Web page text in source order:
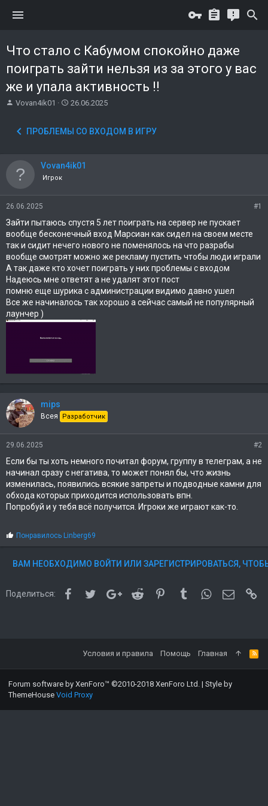
Что стало с Кабумом спокойно даже
поиграть зайти нельзя из за этого у вас
же и упала активность !!
А
о
е
м
ы
Vovan4ik01
Д
а
ч
26.06.2025
ПРОБЛЕМЫ СО ВХОДОМ В ИГРУ
Vovan4ik01
Игрок
26.06.2025 #1
Зайти пытаюсь спустя 5 лет поиграть на сервер не пускает
вообще бесконечный вход Марсиан как сидел на своем месте
так и сидит нечего нового не поменялось на что разрабы
вообще смотрят можно же рекламу пустить чтобы люди играли
А так даже кто хочет поиграть у них проблемы с входом
Надеюсь мне ответят а не удалят этот пост
помню еще шурика с администрации видимо давно ушел
Все же начиналось так хорошо а сейчас самый не популярный
лаунчер )
mips
Всея Разработчик
29.06.2025 #2
Если бы ты хоть немного почитал форум, группу в телеграм, а не
начинал сразу с негатива, то может понял бы, что жизнь
изменилась, появились всякие запреты и подводные камни для
обхода которых приходится использовать впн.
Попробуй и у тебя всё получится. Игроки же играют как-то.
С
и
п
и
Понравилось Linberg69
ВАМ НЕОБХОДИМО ВОЙТИ ИЛИ ЗАРЕГИСТРИРОВАТЬСЯ,
Поделиться: FacebookTwitterGoogle+Reddit PinterestTumblrWhatsApp
Условия и правила Помощь Главная
Forum software by XenForo™ ©2010-2018 XenForo Ltd. | Style by
ThemeHouse Void Proxy